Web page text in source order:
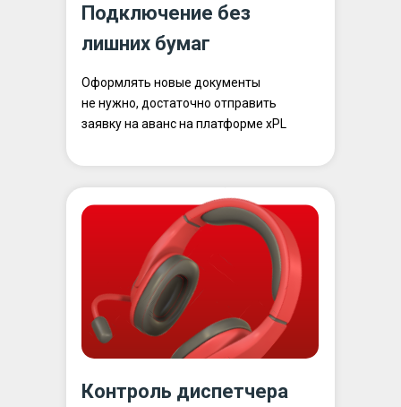
Контроль диспетчера
Подключение без
лишних бумаг
Оформлять новые документы
не нужно, достаточно отправить
заявку на аванс на платформе xPL